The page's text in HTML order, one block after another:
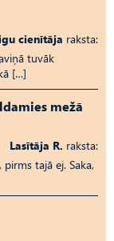
cienītāja raksta:
tuvāk
[…]
mežā
Lasītāja R. raksta:
tajā ej. Saka,